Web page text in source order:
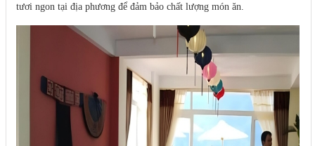
tươi ngon tại địa phương để đảm bảo chất lượng món ăn.